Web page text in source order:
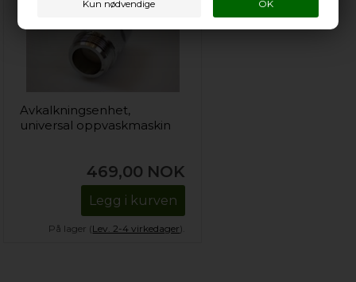
Avkalkningsenhet,
universal oppvaskmaskin
469,00 NOK
Legg i kurven
På lager (Lev. 2-4 virkedager).